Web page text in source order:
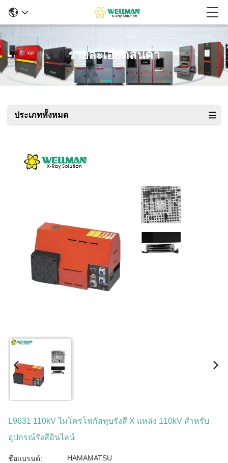
รายละเอียดสินค้า
ประเภททั้งหมด
L9631 110kV ไมโครโฟกัสทุบรังสี X แหล่ง 110kV สําหรับ
อุปกรณ์รังสีอินไลน์
ชื่อแบรนด์: HAMAMATSU